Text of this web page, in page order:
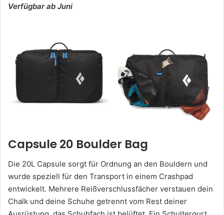
Verfügbar ab Juni
Capsule 20 Boulder Bag
Die 20L Capsule sorgt für Ordnung an den Bouldern und
wurde speziell für den Transport in einem Crashpad
entwickelt. Mehrere Reißverschlussfächer verstauen dein
Chalk und deine Schuhe getrennt vom Rest deiner